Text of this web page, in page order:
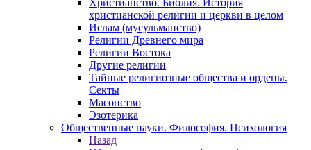
Христианство. Библия. История
христианской религии и церкви в целом
Ислам (мусульманство)
Религии Древнего мира
Религии Востока
Другие религии
Тайные религиозные общества и ордены.
Секты
Масонство
Эзотерика
Общественные науки. Философия. Психология
Назад